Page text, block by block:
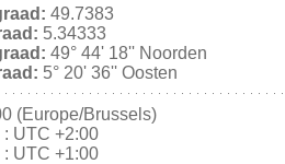
49.7383
5.34333
49° 44' 18'' Noorden
5° 20' 36'' Oosten
(Europe/Brussels)
UTC +2:00
UTC +1:00